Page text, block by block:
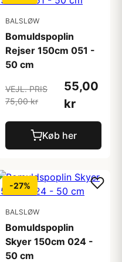
BALSLØW
Bomuldspoplin
Rejser 150cm 051 -
50 cm
VEJL. PRIS
75,00 kr
55,00
kr
Køb her
-27%
BALSLØW
Bomuldspoplin
Skyer 150cm 024 -
50 cm